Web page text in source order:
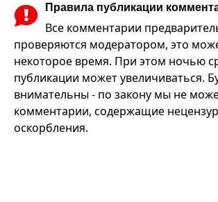
Правила публикации
Все комментарии
проверяются модератором, это
некоторое время. При этом ночью
публикации может увеличиваться.
внимательны - по закону мы не
комментарии, содержащие
оскорбления.